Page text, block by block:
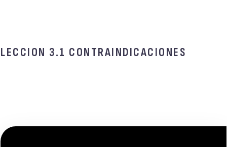
LECCION 3.1 CONTRAINDICACIONES